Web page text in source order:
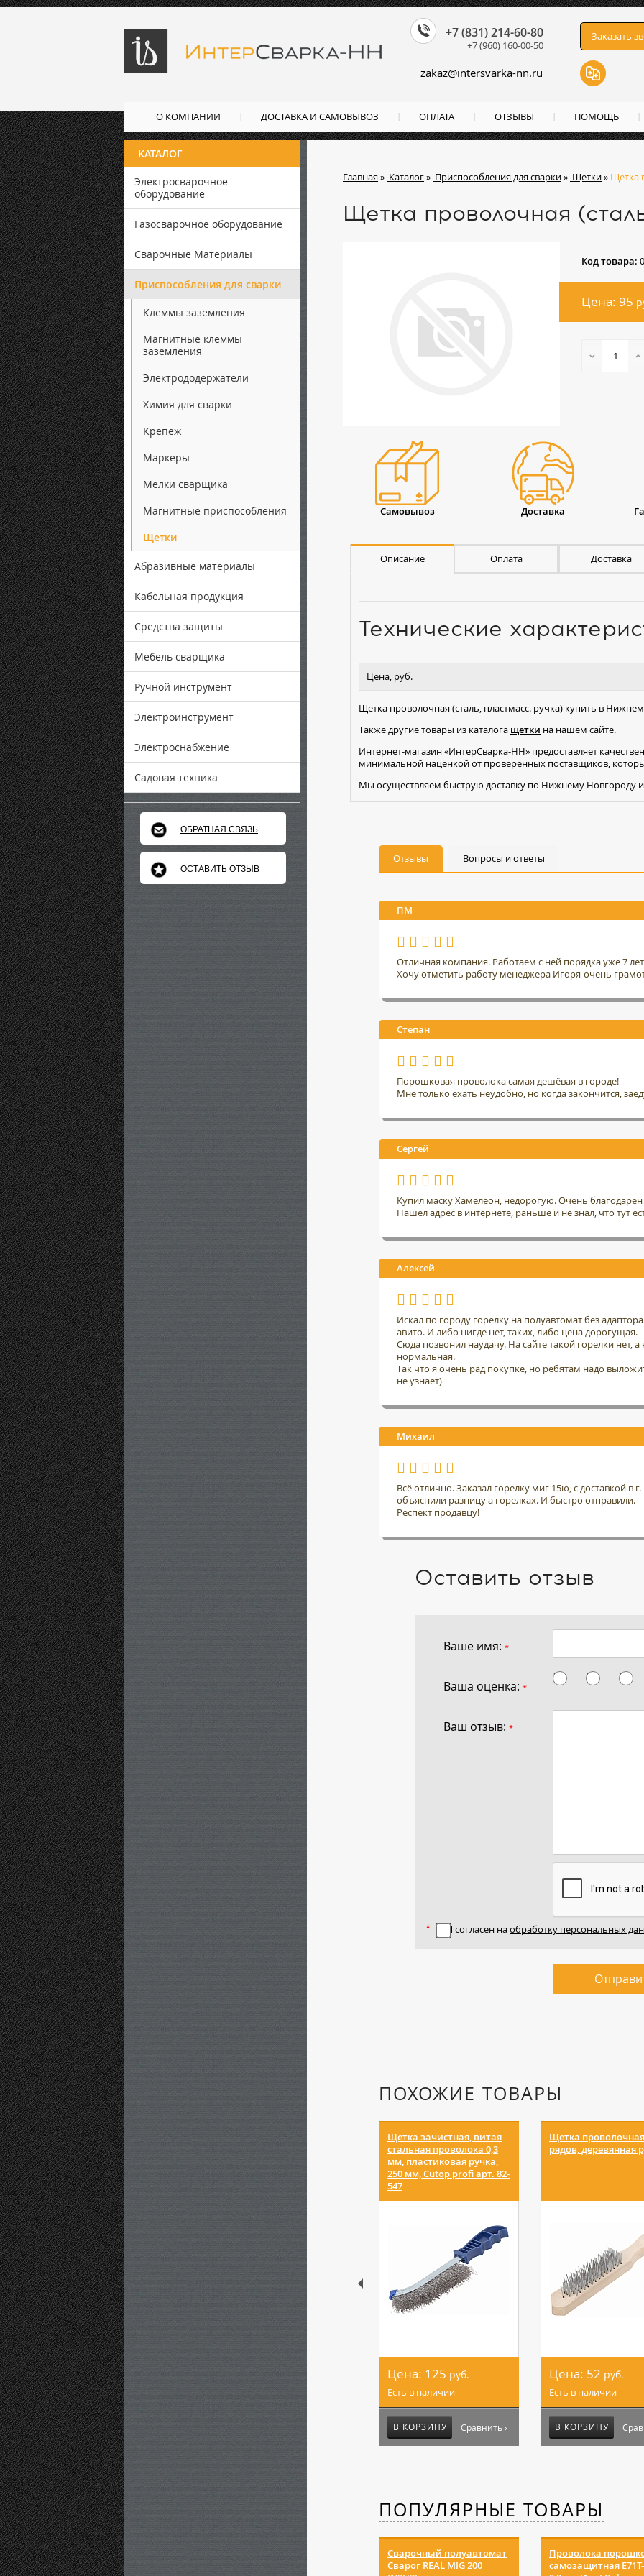
Главная» Каталог» Приспособления для сварки» Щетки» Щетка
Щетка проволочная
Код товара:
Цена: 95
Самовывоз Доставка
Описание Оплата Доставка
Технические
Цена, руб.
Щетка проволочная (сталь, пластмасс. ручка) купить в
Также другие товары из каталога щетки на нашем сайте.
Интернет-магазин «ИнтерСварка-НН» предоставляет
минимальной наценкой от проверенных поставщиков,
Мы осуществляем быструю доставку по Нижнему Новгороду
Отзывы Вопросы и ответы
ПМ
Отличная компания. Работаем с ней порядка уже 7
Хочу отметить работу менеджера Игоря-очень
Степан
Порошковая проволока самая дешёвая в городе!
Мне только ехать неудобно, но когда закончится,
Сергей
Купил маску Хамелеон, недорогую. Очень благодарен
Нашел адрес в интернете, раньше и не знал, что тут
Алексей
Искал по городу горелку на полуавтомат без
авито. И либо нигде нет, таких, либо цена дорогущая.
Сюда позвонил наудачу. На сайте такой горелки нет, а
нормальная.
Так что я очень рад покупке, но ребятам надо
не узнает)
Михаил
Всё отлично. Заказал горелку миг 15ю, с доставкой в
объяснили разницу а горелках. И быстро отправили.
Респект продавцу!
Оставить отзыв
Ваше имя: *
Ваша оценка: *
Ваш отзыв: *
Я согласен наобработку персональных
ПОХОЖИЕ ТОВАРЫ
Щетка зачистная, витая
стальная проволока 0,3
мм, пластиковая ручка,
250 мм, Cutop profi арт. 82-
547
Цена: 125 руб.
Есть в наличии
В КОРЗИНУ Сравнить ›
Щетка
рядов, деревянная
Цена: 52 руб.
Есть в наличии
В КОРЗИНУ
ПОПУЛЯРНЫЕ ТОВАРЫ
Сварочный полуавтомат
Сварог REAL MIG 200
Проволока
самозащитная
КАТАЛОГ
Электросварочное
оборудование
Газосварочное оборудование
Сварочные Материалы
Приспособления для сварки
Клеммы заземления
Магнитные клеммы
заземления
Электрододержатели
Химия для сварки
Крепеж
Маркеры
Мелки сварщика
Магнитные приспособления
Щетки
Абразивные материалы
Кабельная продукция
Средства защиты
Мебель сварщика
Ручной инструмент
Электроинструмент
Электроснабжение
Садовая техника
ОБРАТНАЯ СВЯЗЬ
ОСТАВИТЬ ОТЗЫВ
Заказать
zakaz@intersvarka-nn.ru
+7 (831) 214-60-80
+7 (960) 160-00-50
О КОМПАНИИ ДОСТАВКА И САМОВЫВОЗ ОПЛАТА ОТЗЫВЫ ПОМОЩЬ